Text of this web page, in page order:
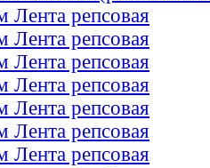
Лента репсовая
Лента репсовая
Лента репсовая
Лента репсовая
Лента репсовая
Лента репсовая
Лента репсовая